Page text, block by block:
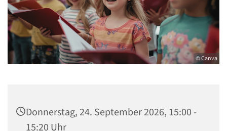
© Canva
Donnerstag, 24. September 2026, 15:00 -
15:20 Uhr